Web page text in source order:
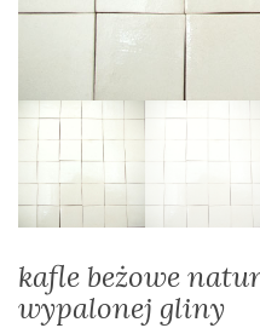
kafle beżowe
wypalonej gliny